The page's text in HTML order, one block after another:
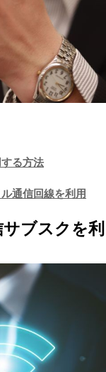
る方法
通信回線を利用
ブスクを利